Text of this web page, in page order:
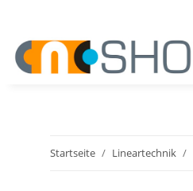
Startseite Lineartechnik